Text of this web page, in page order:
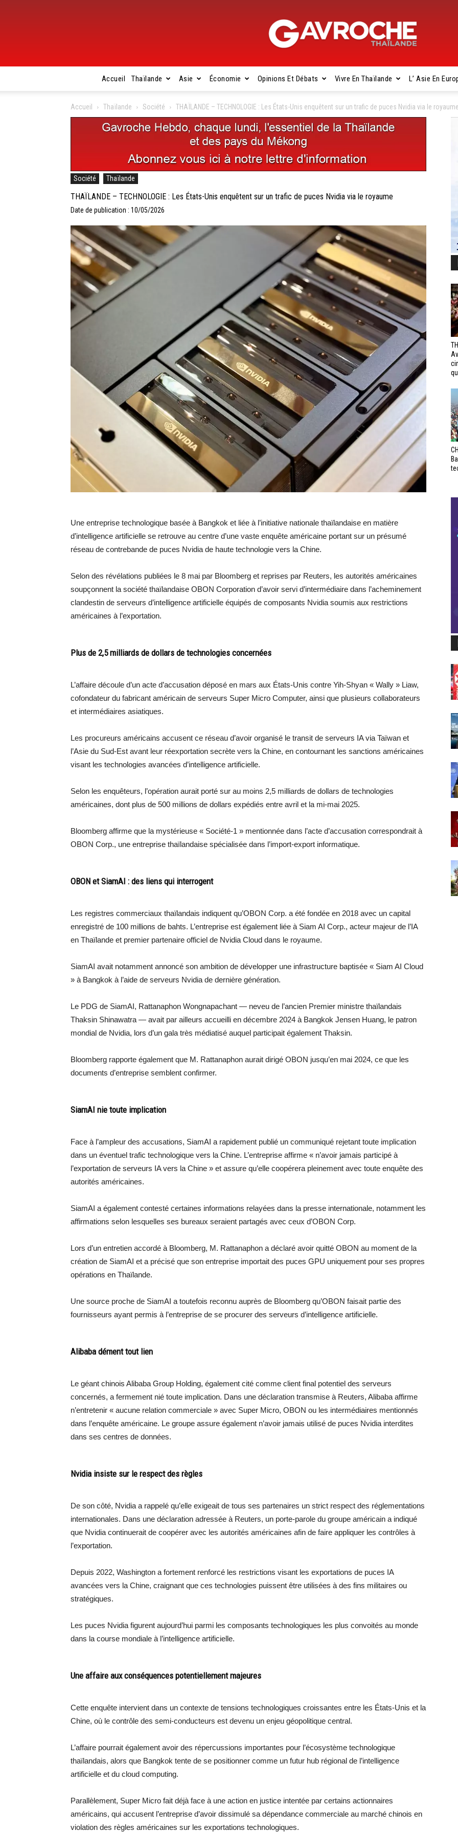
Gavroche
Accueil Thaïlande Asie Économie Opinions Et Débats Vivre En Thaïlande L’ Asie En
Accueil Thaïlande Société THAÏLANDE – TECHNOLOGIE : Les États-Unis enquêtent sur un trafic de puces Nvidia via le royaume
Société Thaïlande
THAÏLANDE – TECHNOLOGIE : Les États-Unis enquêtent sur un trafic de puces Nvidia via le royaume
Date de publication : 10/05/2026
Une entreprise technologique basée à Bangkok et liée à l’initiative nationale thaïlandaise en matière
d’intelligence artificielle se retrouve au centre d’une vaste enquête américaine portant sur un présumé
réseau de contrebande de puces Nvidia de haute technologie vers la Chine.
Selon des révélations publiées le 8 mai par Bloomberg et reprises par Reuters, les autorités américaines
soupçonnent la société thaïlandaise OBON Corporation d’avoir servi d’intermédiaire dans l’acheminement
clandestin de serveurs d’intelligence artificielle équipés de composants Nvidia soumis aux restrictions
américaines à l’exportation.
Plus de 2,5 milliards de dollars de technologies concernées
L’affaire découle d’un acte d’accusation déposé en mars aux États-Unis contre Yih-Shyan « Wally » Liaw,
cofondateur du fabricant américain de serveurs Super Micro Computer, ainsi que plusieurs collaborateurs
et intermédiaires asiatiques.
Les procureurs américains accusent ce réseau d’avoir organisé le transit de serveurs IA via Taïwan et
l’Asie du Sud-Est avant leur réexportation secrète vers la Chine, en contournant les sanctions américaines
visant les technologies avancées d’intelligence artificielle.
Selon les enquêteurs, l’opération aurait porté sur au moins 2,5 milliards de dollars de technologies
américaines, dont plus de 500 millions de dollars expédiés entre avril et la mi-mai 2025.
Bloomberg affirme que la mystérieuse « Société-1 » mentionnée dans l’acte d’accusation correspondrait à
OBON Corp., une entreprise thaïlandaise spécialisée dans l’import-export informatique.
OBON et SiamAI : des liens qui interrogent
Les registres commerciaux thaïlandais indiquent qu’OBON Corp. a été fondée en 2018 avec un capital
enregistré de 100 millions de bahts. L’entreprise est également liée à Siam AI Corp., acteur majeur de l’IA
en Thaïlande et premier partenaire officiel de Nvidia Cloud dans le royaume.
SiamAI avait notamment annoncé son ambition de développer une infrastructure baptisée « Siam AI Cloud
» à Bangkok à l’aide de serveurs Nvidia de dernière génération.
Le PDG de SiamAI, Rattanaphon Wongnapachant — neveu de l’ancien Premier ministre thaïlandais
Thaksin Shinawatra — avait par ailleurs accueilli en décembre 2024 à Bangkok Jensen Huang, le patron
mondial de Nvidia, lors d’un gala très médiatisé auquel participait également Thaksin.
Bloomberg rapporte également que M. Rattanaphon aurait dirigé OBON jusqu’en mai 2024, ce que les
documents d’entreprise semblent confirmer.
SiamAI nie toute implication
Face à l’ampleur des accusations, SiamAI a rapidement publié un communiqué rejetant toute implication
dans un éventuel trafic technologique vers la Chine. L’entreprise affirme « n’avoir jamais participé à
l’exportation de serveurs IA vers la Chine » et assure qu’elle coopérera pleinement avec toute enquête des
autorités américaines.
SiamAI a également contesté certaines informations relayées dans la presse internationale, notamment les
affirmations selon lesquelles ses bureaux seraient partagés avec ceux d’OBON Corp.
Lors d’un entretien accordé à Bloomberg, M. Rattanaphon a déclaré avoir quitté OBON au moment de la
création de SiamAI et a précisé que son entreprise importait des puces GPU uniquement pour ses propres
opérations en Thaïlande.
Une source proche de SiamAI a toutefois reconnu auprès de Bloomberg qu’OBON faisait partie des
fournisseurs ayant permis à l’entreprise de se procurer des serveurs d’intelligence artificielle.
Alibaba dément tout lien
Le géant chinois Alibaba Group Holding, également cité comme client final potentiel des serveurs
concernés, a fermement nié toute implication. Dans une déclaration transmise à Reuters, Alibaba affirme
n’entretenir « aucune relation commerciale » avec Super Micro, OBON ou les intermédiaires mentionnés
dans l’enquête américaine. Le groupe assure également n’avoir jamais utilisé de puces Nvidia interdites
dans ses centres de données.
Nvidia insiste sur le respect des règles
De son côté, Nvidia a rappelé qu’elle exigeait de tous ses partenaires un strict respect des réglementations
internationales. Dans une déclaration adressée à Reuters, un porte-parole du groupe américain a indiqué
que Nvidia continuerait de coopérer avec les autorités américaines afin de faire appliquer les contrôles à
l’exportation.
Depuis 2022, Washington a fortement renforcé les restrictions visant les exportations de puces IA
avancées vers la Chine, craignant que ces technologies puissent être utilisées à des fins militaires ou
stratégiques.
Les puces Nvidia figurent aujourd’hui parmi les composants technologiques les plus convoités au monde
dans la course mondiale à l’intelligence artificielle.
Une affaire aux conséquences potentiellement majeures
Cette enquête intervient dans un contexte de tensions technologiques croissantes entre les États-Unis et la
Chine, où le contrôle des semi-conducteurs est devenu un enjeu géopolitique central.
L’affaire pourrait également avoir des répercussions importantes pour l’écosystème technologique
thaïlandais, alors que Bangkok tente de se positionner comme un futur hub régional de l’intelligence
artificielle et du cloud computing.
Parallèlement, Super Micro fait déjà face à une action en justice intentée par certains actionnaires
américains, qui accusent l’entreprise d’avoir dissimulé sa dépendance commerciale au marché chinois en
violation des règles américaines sur les exportations technologiques.